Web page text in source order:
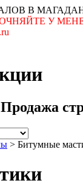
В
У
> Битумные